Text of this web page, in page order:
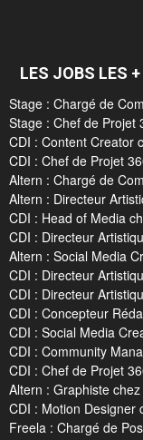
LES JOBS LES
Stage : Chargé de
Stage : Chef de Projet
CDI : Content Creator
CDI : Chef de Projet
Altern : Chargé de
Altern : Directeur
CDI : Head of Media
CDI : Directeur
Altern : Social Media
CDI : Directeur
CDI : Directeur
CDI : Concepteur
CDI : Social Media
CDI : Community
CDI : Chef de Projet
Altern : Graphiste
CDI : Motion Designer
Freela : Chargé de